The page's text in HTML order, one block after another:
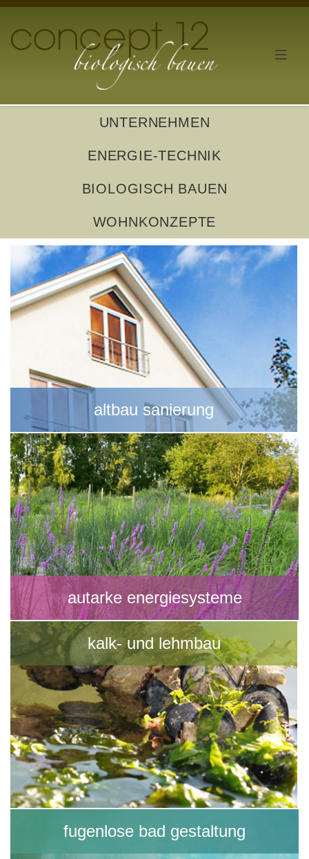
UNTERNEHMEN
ENERGIE-TECHNIK
BIOLOGISCH BAUEN
WOHNKONZEPTE
altbau sanierung
autarke energiesysteme
kalk- und lehmbau
fugenlose bad gestaltung